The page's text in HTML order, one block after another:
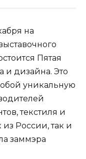
на
Пятая
и дизайна. Это
уникальную
текстиля и
России, так и
заммэра